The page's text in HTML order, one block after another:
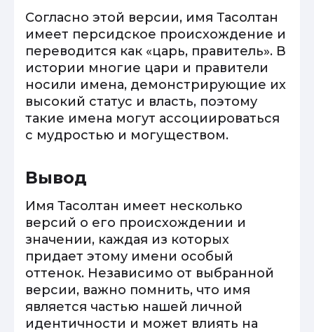
Согласно этой версии, имя Тасолтан
имеет персидское происхождение и
переводится как «царь, правитель». В
истории многие цари и правители
носили имена, демонстрирующие их
высокий статус и власть, поэтому
такие имена могут ассоциироваться
с мудростью и могуществом.
Вывод
Имя Тасолтан имеет несколько
версий о его происхождении и
значении, каждая из которых
придает этому имени особый
оттенок. Независимо от выбранной
версии, важно помнить, что имя
является частью нашей личной
идентичности и может влиять на